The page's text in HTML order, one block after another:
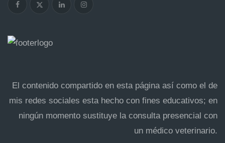
El contenido compartido en esta página así como el de
mis redes sociales esta hecho con fines educativos; en
ningún momento sustituye la consulta presencial con
un médico veterinario.